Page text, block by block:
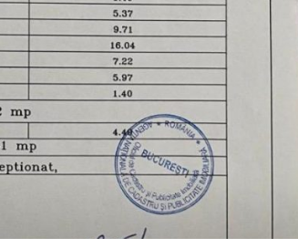
Vreau sa fiu contactat